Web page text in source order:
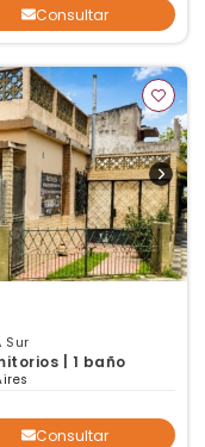
Consultar
Sur
| 1 baño
Consultar